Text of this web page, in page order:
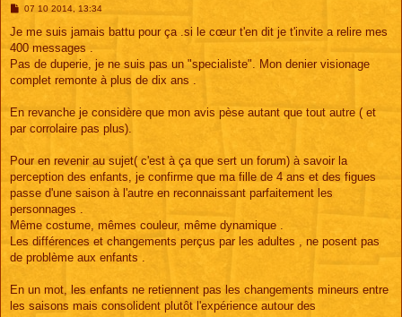
M
s
a
g
07 10 2014, 13:34
Je me suis jamais battu pour ça .si le cœur t'en dit je t'invite a relire mes
400 messages .
Pas de duperie, je ne suis pas un "specialiste". Mon denier visionage
complet remonte à plus de dix ans .
En revanche je considère que mon avis pèse autant que tout autre ( et
par corrolaire pas plus).
Pour en revenir au sujet( c'est à ça que sert un forum) à savoir la
perception des enfants, je confirme que ma fille de 4 ans et des figues
passe d'une saison à l'autre en reconnaissant parfaitement les
personnages .
Même costume, mêmes couleur, même dynamique .
Les différences et changements perçus par les adultes , ne posent pas
de problème aux enfants .
En un mot, les enfants ne retiennent pas les changements mineurs entre
les saisons mais consolident plutôt l'expérience autour des